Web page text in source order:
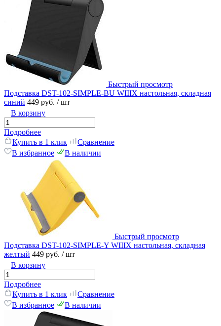
Быстрый просмотр
Подставка DST-102-SIMPLE-BU WIIIX настольная, складная
синий 449 руб. / шт
В корзину
Подробнее
Купить в 1 клик
Сравнение
В избранное
В наличии
Быстрый просмотр
Подставка DST-102-SIMPLE-Y WIIIX настольная, складная
желтый 449 руб. / шт
В корзину
Подробнее
Купить в 1 клик
Сравнение
В избранное
В наличии